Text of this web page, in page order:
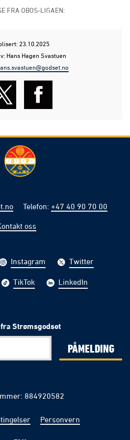
FRA OBOS-LIGAEN:
23.10.2025
Hans Hagen Svastuen
Telefon: +47 40 90 70 00
oss
Instagram Twitter
TikTok LinkedIn
Strømsgodset
PÅMELDING
884920582
Personvern